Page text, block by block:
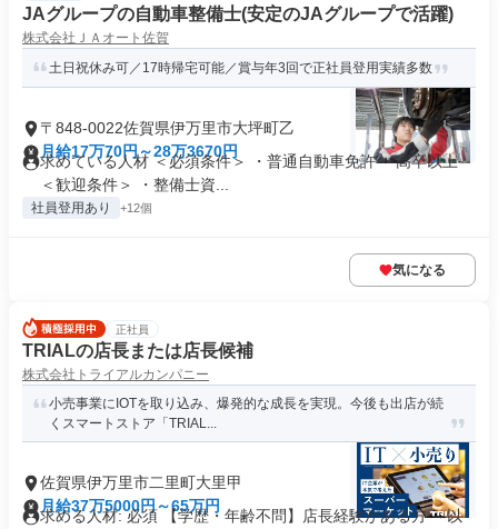
JAグループの自動車整備士(安定のJAグループで活躍)
株式会社ＪＡオート佐賀
土日祝休み可／17時帰宅可能／賞与年3回で正社員登用実績多数
〒848-0022佐賀県伊万里市大坪町乙
月給17万70円～28万3670円
求めている人材 ＜必須条件＞ ・普通自動車免許 ・高卒以上
＜歓迎条件＞ ・整備士資...
社員登用あり +12個
気になる
正社員
TRIALの店長または店長候補
株式会社トライアルカンパニー
小売事業にIOTを取り込み、爆発的な成長を実現。今後も出店が続
くスマートストア「TRIAL...
佐賀県伊万里市二里町大里甲
月給37万5000円～65万円
求める人材: 必須 【学歴・年齢不問】店長経験がある方 ～以